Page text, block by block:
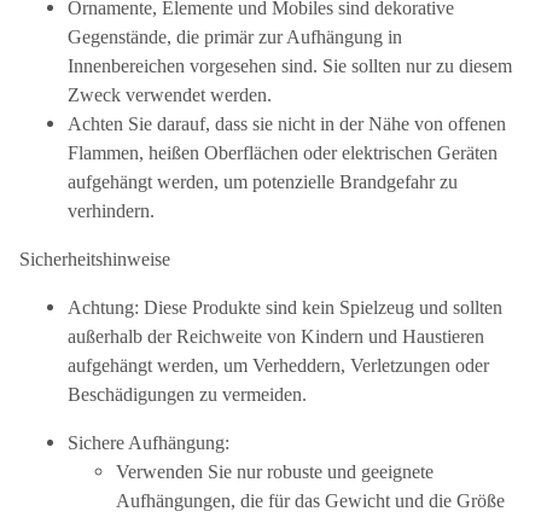
Ornamente, Elemente und Mobiles sind dekorative
Gegenstände, die primär zur Aufhängung in
Innenbereichen vorgesehen sind. Sie sollten nur zu diesem
Zweck verwendet werden.
Achten Sie darauf, dass sie nicht in der Nähe von offenen
Flammen, heißen Oberflächen oder elektrischen Geräten
aufgehängt werden, um potenzielle Brandgefahr zu
verhindern.
Sicherheitshinweise
Achtung: Diese Produkte sind kein Spielzeug und sollten
außerhalb der Reichweite von Kindern und Haustieren
aufgehängt werden, um Verheddern, Verletzungen oder
Beschädigungen zu vermeiden.
Sichere Aufhängung:
Verwenden Sie nur robuste und geeignete
Aufhängungen, die für das Gewicht und die Größe